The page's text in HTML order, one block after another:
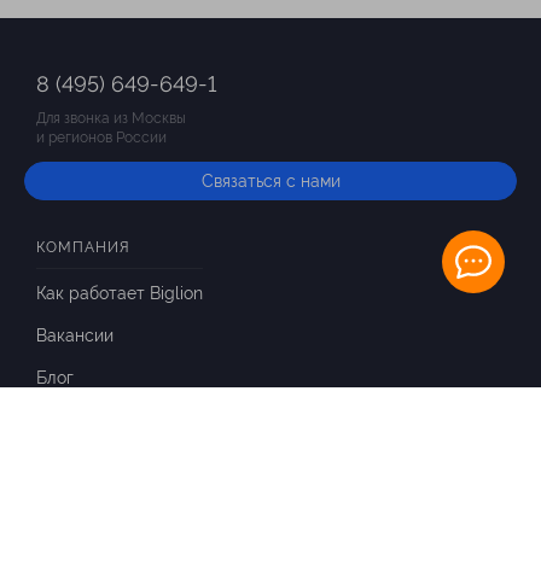
8 (495) 649-649-1
Для звонка из Москвы
и регионов России
Связаться с нами
КОМПАНИЯ
Как работает Biglion
Вакансии
Блог